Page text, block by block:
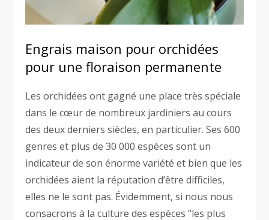
Engrais maison pour orchidées
pour une floraison permanente
Les orchidées ont gagné une place très spéciale
dans le cœur de nombreux jardiniers au cours
des deux derniers siècles, en particulier. Ses 600
genres et plus de 30 000 espèces sont un
indicateur de son énorme variété et bien que les
orchidées aient la réputation d’être difficiles,
elles ne le sont pas. Évidemment, si nous nous
consacrons à la culture des espèces “les plus